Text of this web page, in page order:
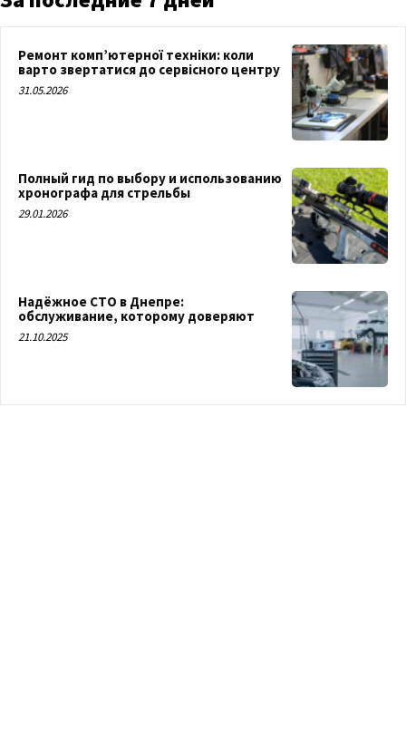
Ремонт комп’ютерної техніки: коли
варто звертатися до сервісного центру
31.05.2026
Полный гид по выбору и использованию
хронографа для стрельбы
29.01.2026
Надёжное СТО в Днепре:
обслуживание, которому доверяют
21.10.2025